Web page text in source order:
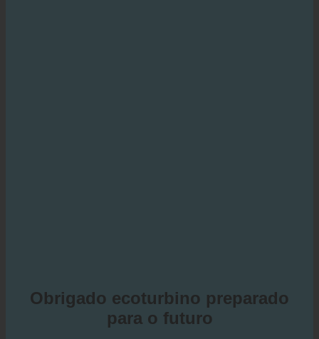
Obrigado ecoturbino preparado